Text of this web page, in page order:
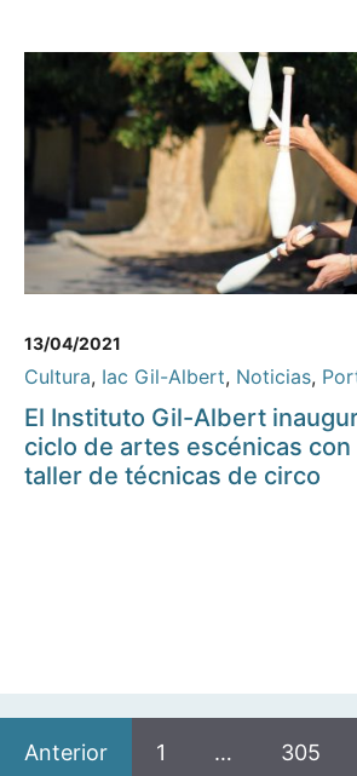
13/04/2021
Cultura, Iac Gil-Albert, Noticias,
El Instituto Gil-Albert
ciclo de artes escénicas
taller de técnicas de circo
Anterior 1 … 305